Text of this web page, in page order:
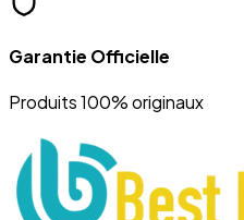
Garantie Officielle
Produits 100% originaux